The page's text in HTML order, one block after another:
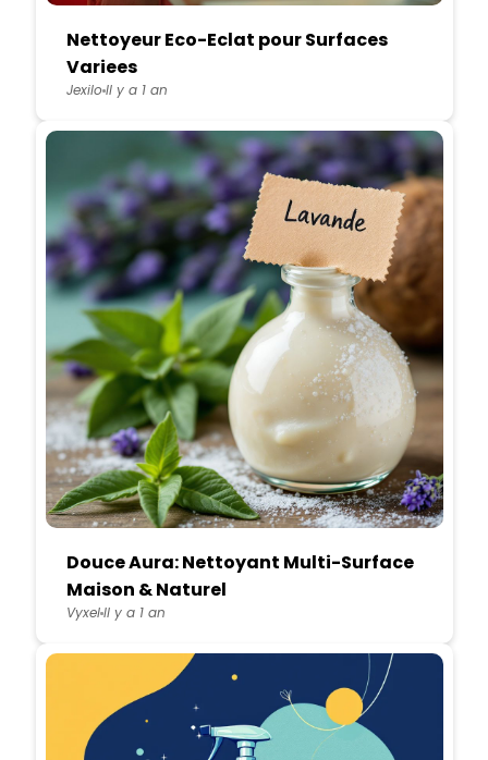
Nettoyeur Eco-Eclat pour Surfaces
Variees
JexiloIl y a 1 an
Douce Aura: Nettoyant Multi-Surface
Maison & Naturel
VyxelIl y a 1 an